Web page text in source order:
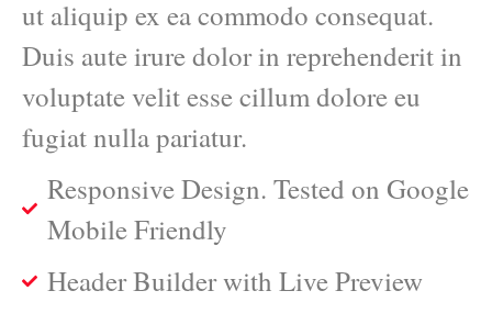
ut aliquip ex ea commodo consequat.
Duis aute irure dolor in reprehenderit in
voluptate velit esse cillum dolore eu
fugiat nulla pariatur.
Responsive Design. Tested on Google
Mobile Friendly
Header Builder with Live Preview